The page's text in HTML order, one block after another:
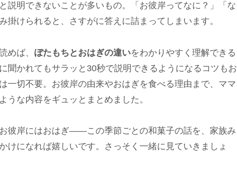
説明できないことが多いもの。「お彼岸ってなに？」「な
掛けられると、さすがに答えに詰まってしまいます。
めば、 ぼたもちとおはぎの違いをわかりやすく理解できる
聞かれてもサラッと30秒で説明できるようになるコツもお
一切不要。お彼岸の由来やおはぎを食べる理由まで、ママ
うな内容をギュッとまとめました。
彼岸にはおはぎ――この季節ごとの和菓子の話を、家族み
けになれば嬉しいです。さっそく一緒に見ていきましょ